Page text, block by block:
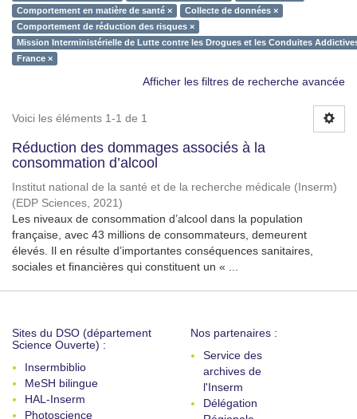
Comportement en matière de santé ×
Collecte de données ×
Comportement de réduction des risques ×
Mission Interministérielle de Lutte contre les Drogues et les Conduites
France ×
Afficher les filtres de recherche avancée
Voici les éléments 1-1 de 1
Réduction des dommages associés à la
consommation d’alcool
Institut national de la santé et de la recherche médicale (Inserm)
(EDP Sciences, 2021)
Les niveaux de consommation d’alcool dans la population
française, avec 43 millions de consommateurs, demeurent
élevés. Il en résulte d’importantes conséquences sanitaires,
sociales et financières qui constituent un « ...
Sites du DSO (département
Science Ouverte) :
Insermbiblio
MeSH bilingue
HAL-Inserm
Photoscience
Nos partenaires :
Service des
archives de
l'Inserm
Délégation